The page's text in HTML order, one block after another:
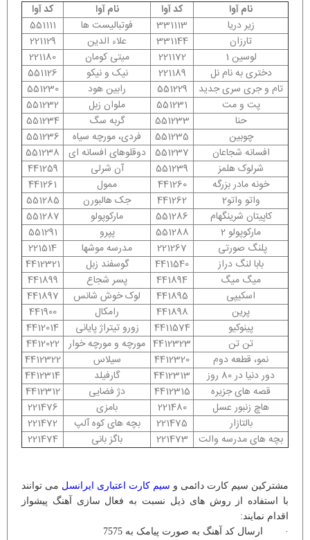
نام آوا کد آوا نام آوا
کد آوا
زیر دریا
331113 فوتبالیست ها
551111
تارزان
331144 علاء الدین
221129
لوسین 1
221172 میتی کومان
221180
دختری به نام نل
221189 نیک و نیکو
551126
تام و جری سری جدید
551229 رابین هود
551230
پت و مت
551231 ملوان زبل
551232
حنا
551233 گربه سگ
551234
چوبین
551235 فردی، مورچه سیاه
551236
افسانه شجاعان
551237 دوقلوهای افسانه ای 551238
شرلوک هلمز
551239 آن شرلی
441259
خونه مادر بزرگه
441260 ممول
441261
واتو واتو2
441262 جک هالبورن
551285
کاپیتان شرینگهام
551286 مارکوپولو
551287
مارکوپولو 2
551288 پپرو
551291
پلنگ صورتی
221267 مدرسه موشها
221514
بابا لنگ دراز
4411540 گوسفند زبل
4412321
میگ میگ
441894 پسر شجاع
441899
اسکیپی
441895 لوک خوش شانس
441897
پرین
441898 رامکال
441900
پینوکیو
4411574 زورو تیتراژ پایانی
4412014
تن تن
4412323 مورچه و مورچه خوار 4412022
نمو، قطعه دوم
4412320 سیلاس
4412322
دور دنیا در 80 روز
4412313 گارفیلد
4412314
قصه های جزیره
4412315 دژ فضایی
4412312
هاچ زنبور عسل
221480 بامزی
221476
بالتازار
221475 بچه های کوه آلپ
221472
بچه های مدرسه والت
221473 باگز بانی 221474
مشترکین سیم کارت دائمی و سیم کارت اعتباری ایرانسل می توانند
با استفاده از روش های ذیل نسبت به فعال سازی آهنگ پیشواز
اقدام نمایند:
· ارسال کد آهنگ به صورت پیامک به 7575